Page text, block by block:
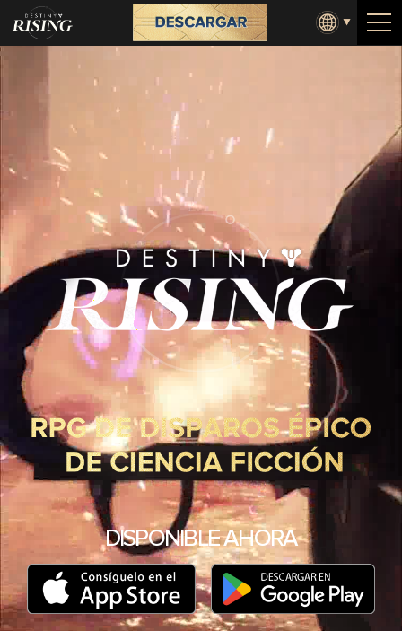
DISPONIBLE AHORA